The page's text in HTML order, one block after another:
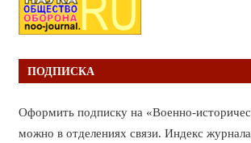
ПОДПИСКА
Оформить подписку на «Военно-
можно в отделениях связи. Индекс